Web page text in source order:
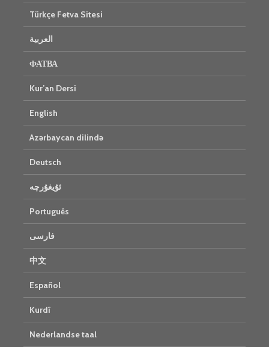
Türkçe Fetva Sitesi
العربية
ФАТВА
Kur’an Dersi
English
Azərbaycan dilində
Deutsch
ئۇيغۇرچە
Português
فارسی
中文
Español
Kurdî
Nederlandse taal